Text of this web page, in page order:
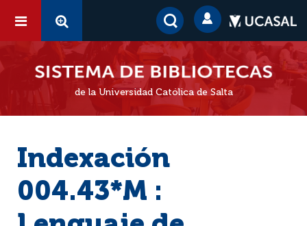
de la Universidad Católica de Salta
Indexación
004.43*M :